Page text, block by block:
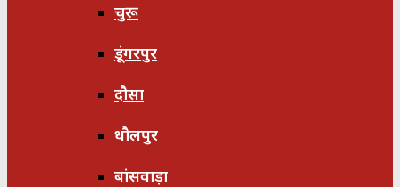
चुरू
डूंगरपुर
दौसा
धौलपुर
बांसवाड़ा